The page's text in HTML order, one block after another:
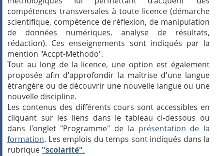
compétences transversales à toute licence (démarche
scientifique, compétence de réflexion, de manipulation
de données numériques, analyse de résultats,
rédaction). Ces enseignements sont indiqués par la
mention "Accpt-Methodo".
Tout au long de la licence, une option est également
proposée afin d'approfondir la maîtrise d'une langue
étrangère ou de découvrir une nouvelle langue ou une
nouvelle discipline.
Les contenus des différents cours sont accessibles en
cliquant sur les liens dans le tableau ci-dessous ou
dans l'onglet "Programme" de la présentation de la
formation. Les emplois du temps sont indiqués dans la
rubrique "scolarité".